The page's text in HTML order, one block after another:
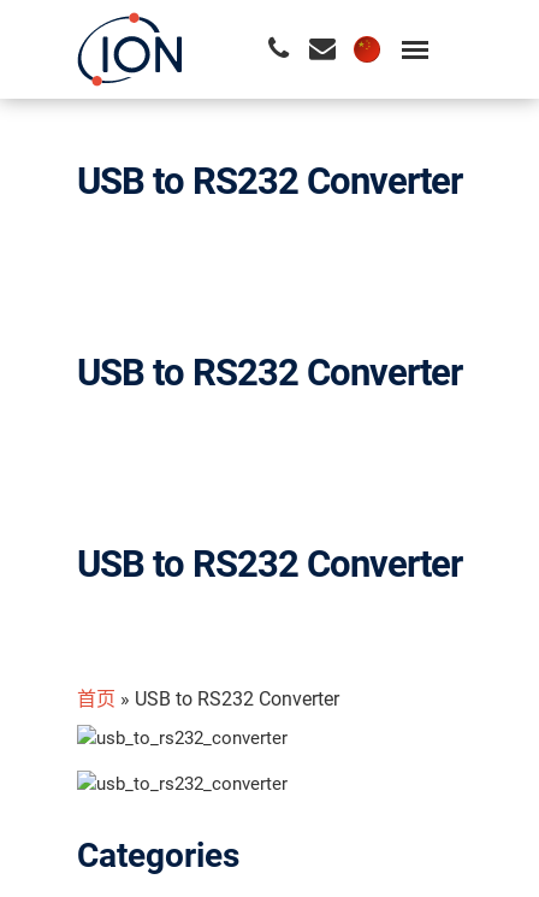
USB to RS232 Converter
USB to RS232 Converter
USB to RS232 Converter
首页 » USB to RS232 Converter
Categories